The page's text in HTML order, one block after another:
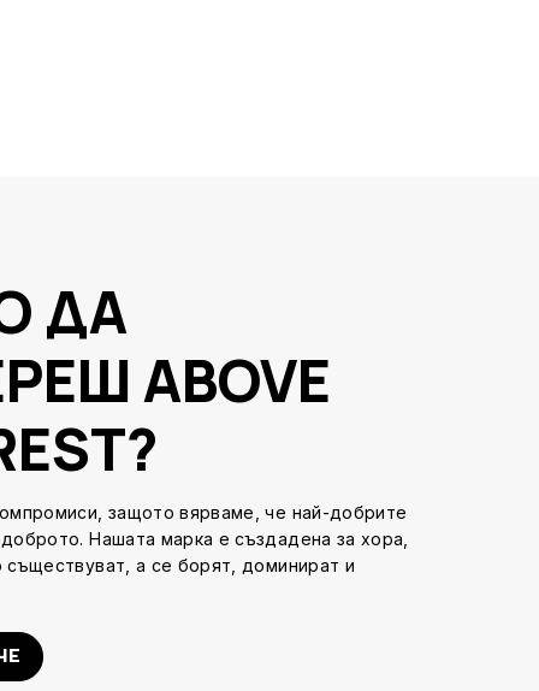
ДА
ABOVE
защото вярваме, че най-добрите
Нашата марка е създадена за хора,
съществуват, а се борят, доминират и